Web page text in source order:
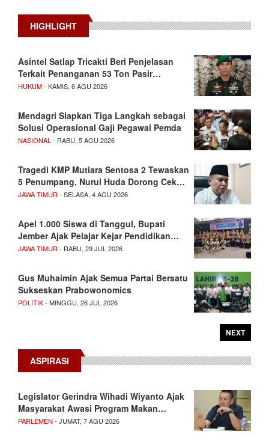
HIGHLIGHT
Asintel Satlap Tricakti Beri Penjelasan
Terkait Penanganan 53 Ton Pasir…
HUKUM- KAMIS, 6 AGU 2026
Mendagri Siapkan Tiga Langkah sebagai
Solusi Operasional Gaji Pegawai Pemda
NASIONAL - RABU, 5 AGU 2026
Tragedi KMP Mutiara Sentosa 2 Tewaskan
5 Penumpang, Nurul Huda Dorong Cek…
JAWA TIMUR - SELASA, 4 AGU 2026
Apel 1.000 Siswa di Tanggul, Bupati
Jember Ajak Pelajar Kejar Pendidikan…
JAWA TIMUR - RABU, 29 JUL 2026
Gus Muhaimin Ajak Semua Partai Bersatu
Sukseskan Prabowonomics
POLITIK- MINGGU, 26 JUL 2026
NEXT
ASPIRASI
Legislator Gerindra Wihadi Wiyanto Ajak
Masyarakat Awasi Program Makan…
PARLEMEN - JUMAT, 7 AGU 2026